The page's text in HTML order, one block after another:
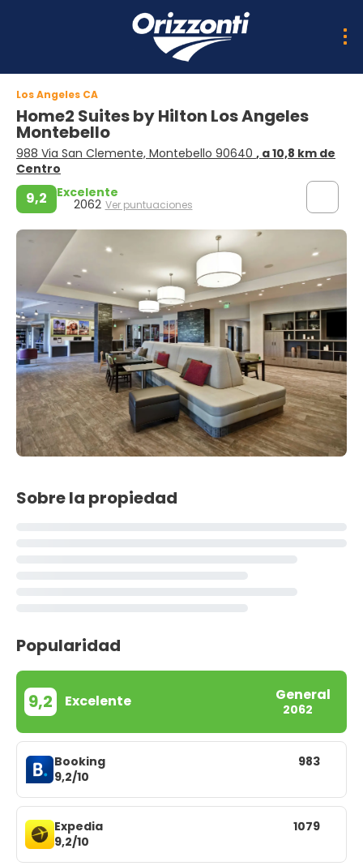
Los Angeles CA
Home2 Suites by Hilton Los Angeles
Montebello
988 Via San Clemente, Montebello 90640 , a 10,8 km de
Centro
9,2 Excelente
2062 Ver puntuaciones
Sobre la propiedad
Popularidad
9,2 Excelente General
2062
Booking
9,2/10
983
Expedia
9,2/10
1079